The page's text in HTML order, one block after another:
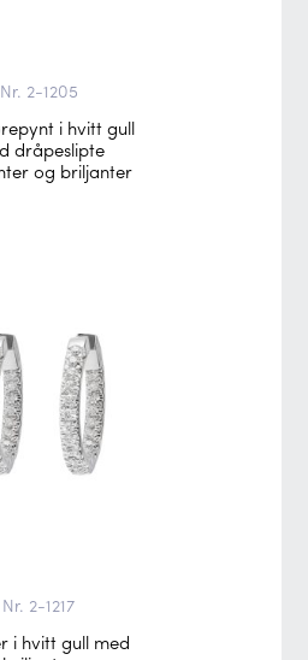
Nr. 2-1205
i hvitt gull
dråpeslipte
og briljanter
Nr. 2-1217
i hvitt gull med